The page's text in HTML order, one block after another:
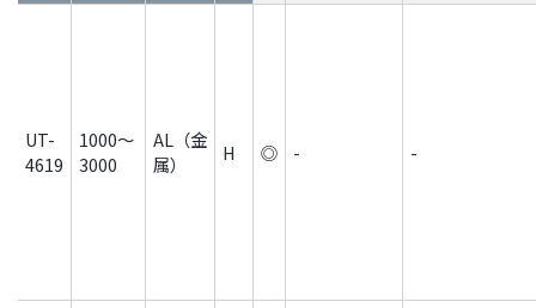
UT-
4619
1000～
3000
AL（金
属）
H ◎ - -